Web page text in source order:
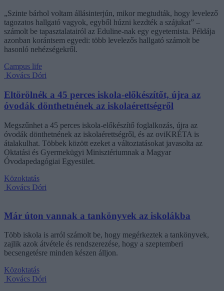
„Szinte bárhol voltam állásinterjún, mikor megtudták, hogy levelező
tagozatos hallgató vagyok, egyből húzni kezdték a szájukat” –
számolt be tapasztalatairól az Eduline-nak egy egyetemista. Példája
azonban korántsem egyedi: több levelezős hallgató számolt be
hasonló nehézségekről.
Campus life
Kovács Dóri
Eltörölnék a 45 perces iskola-előkészítőt, újra az
óvodák dönthetnének az iskolaérettségről
Megszűnhet a 45 perces iskola-előkészítő foglalkozás, újra az
óvodák dönthetnének az iskolaérettségről, és az oviKRÉTA is
átalakulhat. Többek között ezeket a változtatásokat javasolta az
Oktatási és Gyermekügyi Minisztériumnak a Magyar
Óvodapedagógiai Egyesület.
Közoktatás
Kovács Dóri
Már úton vannak a tankönyvek az iskolákba
Több iskola is arról számolt be, hogy megérkeztek a tankönyvek,
zajlik azok átvétele és rendszerezése, hogy a szeptemberi
becsengetésre minden készen álljon.
Közoktatás
Kovács Dóri